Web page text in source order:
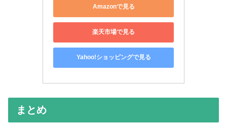
Amazonで見る
楽天市場で見る
Yahoo!ショッピングで見る
まとめ